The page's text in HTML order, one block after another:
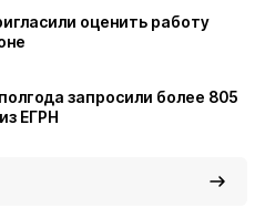
оценить работу
запросили более 805
ЕГРН